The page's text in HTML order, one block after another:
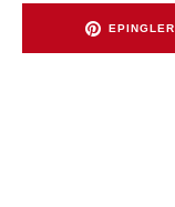
EPINGLER